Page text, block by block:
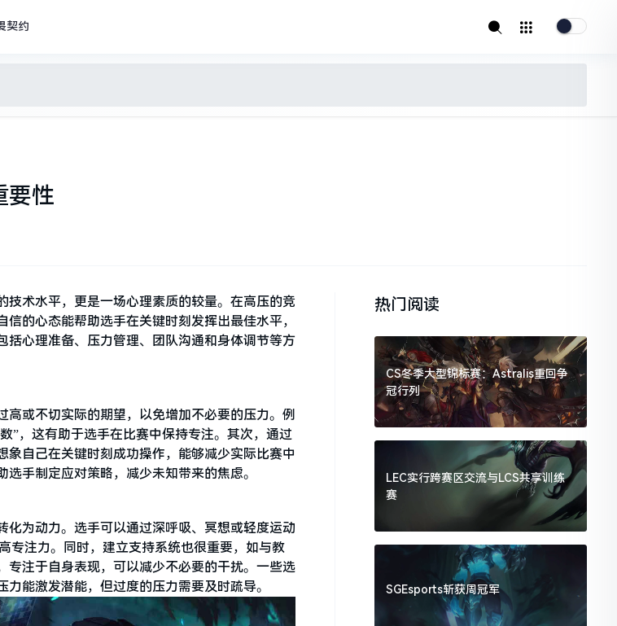
契约
要性
术水平，更是一场心理素质的较量。在高压的竞
的心态能帮助选手在关键时刻发挥出最佳水平，
心理准备、压力管理、团队沟通和身体调节等方
或不切实际的期望，以免增加不必要的压力。例
”，这有助于选手在比赛中保持专注。其次，通过
自己在关键时刻成功操作，能够减少实际比赛中
手制定应对策略，减少未知带来的焦虑。
为动力。选手可以通过深呼吸、冥想或轻度运动
专注力。同时，建立支持系统也很重要，如与教
注于自身表现，可以减少不必要的干扰。一些选
能激发潜能，但过度的压力需要及时疏导。
热门阅读
CS冬季大型锦标赛：Astralis重回争
冠行列
LEC实行跨赛区交流与LCS共享训练
赛
SGEsports斩获周冠军